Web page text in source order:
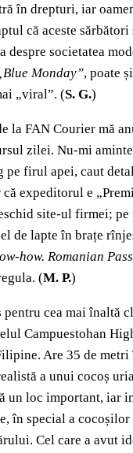
în drepturi, iar
că aceste
despre societatea
Monday”, poate
„viral”. (S. G.)
la FAN Courier mă
zilei. Nu-mi
pe firul apei, caut
expeditorul e
site-ul firmei; pe
de lapte în brațe
how. Romanian
(M. P.)
pentru cea mai înaltă
Campuestohan
Are 35 de
a unui cocoș
un loc important, iar
în special a cocoșilor
Cel care a avut